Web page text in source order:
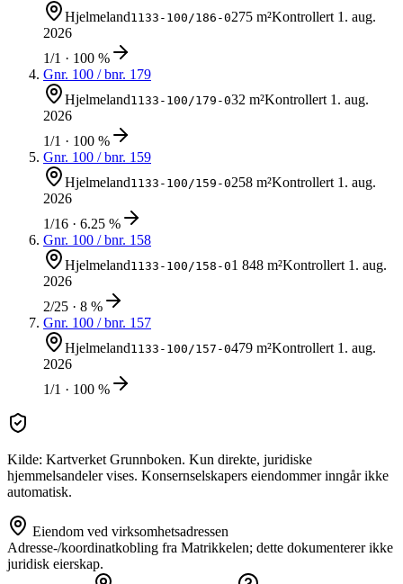
Hjelmeland1133-100/186-0275 m²Kontrollert 1. aug.
2026
1/1 · 100 %
Gnr. 100 / bnr. 179
Hjelmeland1133-100/179-032 m²Kontrollert 1. aug.
2026
1/1 · 100 %
Gnr. 100 / bnr. 159
Hjelmeland1133-100/159-0258 m²Kontrollert 1. aug.
2026
1/16 · 6.25 %
Gnr. 100 / bnr. 158
Hjelmeland1133-100/158-01 848 m²Kontrollert 1. aug.
2026
2/25 · 8 %
Gnr. 100 / bnr. 157
Hjelmeland1133-100/157-0479 m²Kontrollert 1. aug.
2026
1/1 · 100 %
Kilde: Kartverket Grunnboken. Kun direkte, juridiske
hjemmelsandeler vises. Konsernselskapers eiendommer inngår ikke
automatisk.
Eiendom ved virksomhetsadressen
Adresse-/koordinatkobling fra Matrikkelen; dette dokumenterer ikke
juridisk eierskap.